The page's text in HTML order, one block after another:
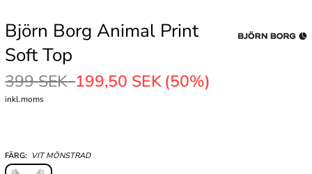
Björn Borg Animal Print
Soft Top
399 SEK199,50 SEK(50%)
inkl.moms
FÄRG: VIT MÖNSTRAD